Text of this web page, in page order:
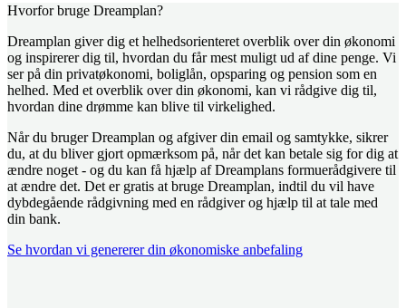
Hvorfor bruge Dreamplan?
Dreamplan giver dig et helhedsorienteret overblik over din økonomi
og inspirerer dig til, hvordan du får mest muligt ud af dine penge. Vi
ser på din privatøkonomi, boliglån, opsparing og pension som en
helhed. Med et overblik over din økonomi, kan vi rådgive dig til,
hvordan dine drømme kan blive til virkelighed.
Når du bruger Dreamplan og afgiver din email og samtykke, sikrer
du, at du bliver gjort opmærksom på, når det kan betale sig for dig at
ændre noget - og du kan få hjælp af Dreamplans formuerådgivere til
at ændre det. Det er gratis at bruge Dreamplan, indtil du vil have
dybdegående rådgivning med en rådgiver og hjælp til at tale med
din bank.
Se hvordan vi genererer din økonomiske anbefaling